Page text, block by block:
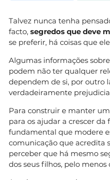
Talvez nunca tenha
facto, segredos que deve
se preferir, há coisas que
Algumas informações
podem não ter qualquer
dependem de si, por outro
verdadeiramente
Para construir e manter
para os ajudar a crescer da
fundamental que modere
comunicação que acredita
perceber que há mesmo
dos seus filhos, pelo